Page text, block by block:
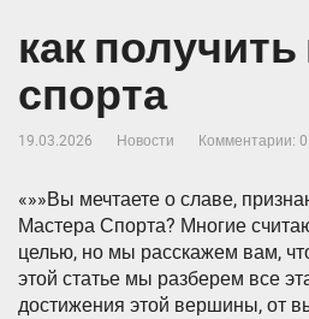
как
спорта
19.03.2026 Новости Комментарии: 0
«»»Вы мечтаете о славе,
Мастера Спорта? Многие
целью, но мы расскажем вам,
этой статье мы разберем все
достижения этой вершины, от